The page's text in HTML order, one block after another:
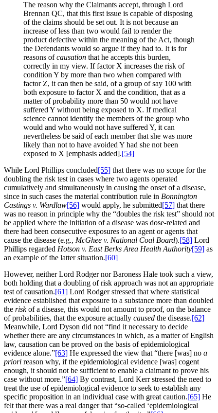
The reason why the Claimants accept, through Lord
Brennan QC, that this first issue is capable of disposing
of the claims should be set out. It is not because an
increase of less than two would fail to render the
product defective within the meaning of the Act, though
the Defendants would so argue if they had to. It is for
reasons ofcausation that he accepts this burden,
correctly in my view. If factor X increases the risk of
condition Y by more than two when compared with
factor Z, it can then be said, of a group of say 100 with
both exposure to factor X and the condition, that as a
matter of probability more than 50 would not have
suffered Y without being exposed to X. If medical
science cannot identify the members of the group who
would and who would not have suffered Y, it can
nevertheless be said of each member that she was more
likely than not to have avoided Y had she not been
exposed to X [emphasis added].[54]
While Lord Phillips concluded[55] that there was no scope for the
doubling the risk test in cases where two agents operated
cumulatively and simultaneously in causing the onset of a disease,
since in such cases the material contribution rule in Bonnington
Castings v. Wardlaw[56] would apply, he submitted[57] that there
was no reason in principle why the “doubles the risk test” should not
be applied where the initiation of a disease was dose-related and
there had been consecutive exposures to an agent or agents that
cause the disease (e.g., McGhee v. National Coal Board).[58] Lord
Phillips regarded Hotson v. East Berks Area Health Authority[59] as
an example of the latter situation.[60]
However, neither Lord Rodger nor Baroness Hale took such a view,
both holding that a doubling of risk approach was not an appropriate
test of causation.[61] Lord Rodger stressed that where statistical
evidence established that exposure to a substance more than doubled
the riskof a disease, this would not amount to proof, on the balance
of probabilities, that the exposure actually caused the disease.[62]
Meanwhile, Lord Dyson did not “find it necessary to decide
whether there are any circumstances in which, as a matter of English
law, causation can be proved on the basis of epidemiological
evidence alone.”[63] He expressed the view that “there [was] no a
priori reason why, if the epidemiological evidence [was] cogent
enough, it should not be sufficient to enable a claimant to prove his
case without more.”[64] By contrast, Lord Kerr stressed the need to
treat the use of epidemiological evidence to seek to establish any
specific proposition in an individual case with great caution.[65] He
felt that there was a real danger that “so-called ‘epidemiological